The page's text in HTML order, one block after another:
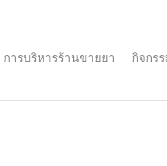
การบริหารร้านขายยา กิจกร